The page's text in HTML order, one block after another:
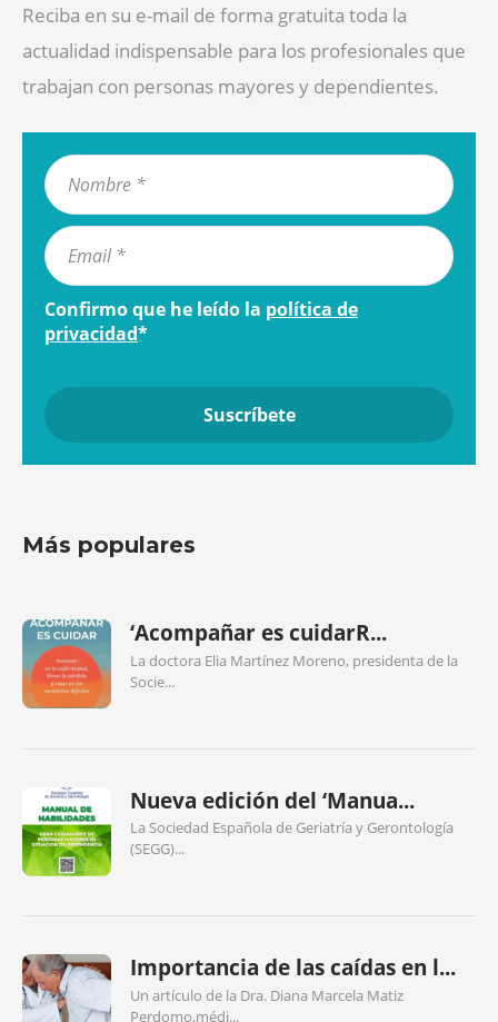
Reciba en su e-mail de forma gratuita toda la
actualidad indispensable para los profesionales que
trabajan con personas mayores y dependientes.
Confirmo que he leído la política de
privacidad*
Más populares
‘Acompañar es cuidarR...
La doctora Elia Martínez Moreno, presidenta de la
Socie...
Nueva edición del ‘Manua...
La Sociedad Española de Geriatría y Gerontología
(SEGG)...
Importancia de las caídas en l...
Un artículo de la Dra. Diana Marcela Matiz
Perdomo,médi...